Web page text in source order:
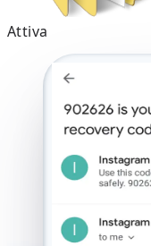
Attiva